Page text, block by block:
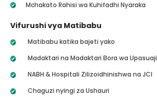
Mchakato Rahisi wa Kuhifadhi Nyaraka
Vifurushi vya Matibabu
Matibabu katika bajeti yako
Madaktari na Madaktari Bora wa Upasuaji
NABH & Hospitali Zilizoidhinishwa na JCI
Chaguzi nyingi za Ushauri